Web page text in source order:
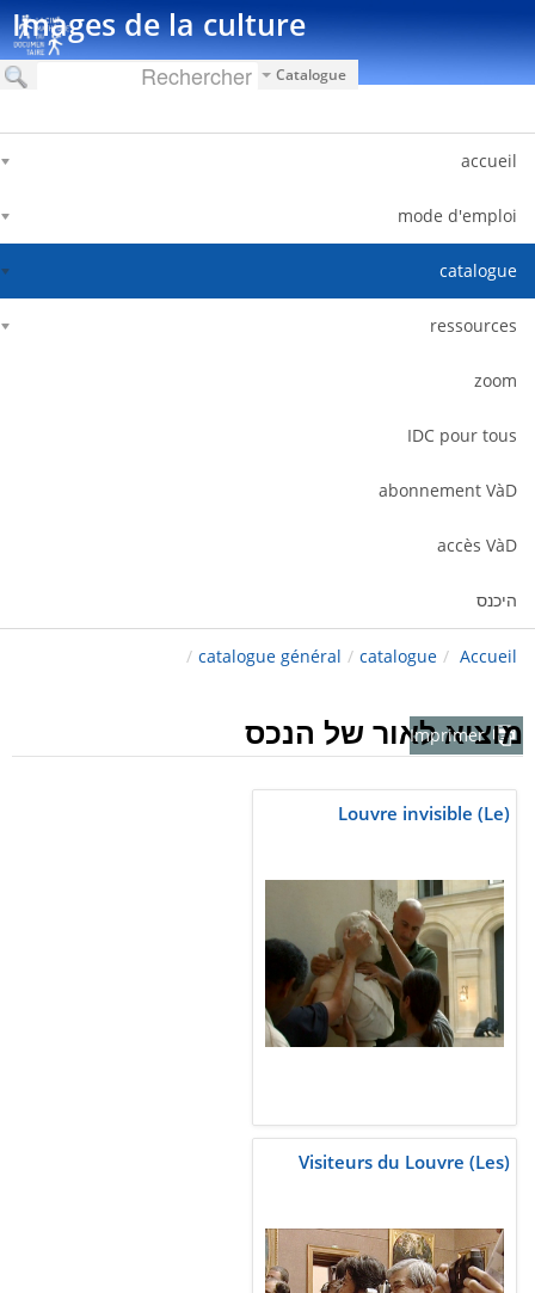
Images de la culture
Catalogue
accueil
mode d'emploi
catalogue
ressources
zoom
IDC pour tous
abonnement VàD
accès VàD
היכנס
Accueil
/
catalogue
/
catalogue général
/
מוציא לאור של הנכס
Imprimer
Louvre invisible (Le)
Visiteurs du Louvre (Les)